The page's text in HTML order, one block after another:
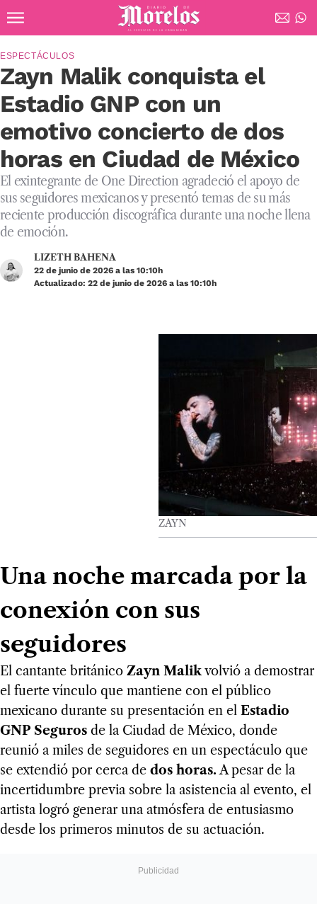
Diario de Morelos
Zayn Malik conquista el
Estadio GNP con un
emotivo concierto de dos
horas en Ciudad de México
ESPECTÁCULOS
El exintegrante de One Direction agradeció el apoyo de
sus seguidores mexicanos y presentó temas de su más
reciente producción discográfica durante una noche llena
de emoción.
LIZETH BAHENA
22 de junio de 2026 a las 10:10h
Actualizado: 22 de junio de 2026 a las 10:10h
ZAYN
Una noche marcada por la
conexión con sus
seguidores
El cantante británico Zayn Malikvolvió a demostrar
el fuerte vínculo que mantiene con el público
mexicano durante su presentación en el Estadio
GNP Seguros de la Ciudad de México, donde
reunió a miles de seguidores en un espectáculo que
se extendió por cerca de dos horas.A pesar de la
incertidumbre previa sobre la asistencia al evento, el
artista logró generar una atmósfera de entusiasmo
desde los primeros minutos de su actuación.